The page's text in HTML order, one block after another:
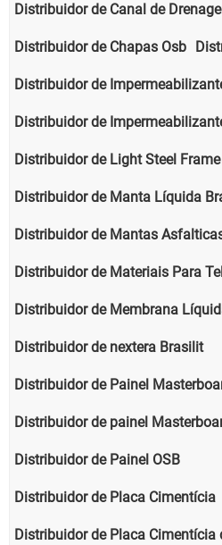
Distribuidor de Canal de
Distribuidor de Chapas Osb
Distribuidor de
Distribuidor de
Distribuidor de Light Steel Frame
Distribuidor de Manta Líquida
Distribuidor de Mantas
Distribuidor de Materiais Para
Distribuidor de Membrana
Distribuidor de nextera Brasilit
Distribuidor de Painel
Distribuidor de painel
Distribuidor de Painel OSB
Distribuidor de Placa Cimentícia
Distribuidor de Placa Cimentícia